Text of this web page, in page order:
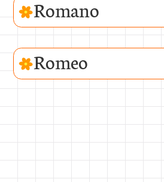
Romano
Romeo